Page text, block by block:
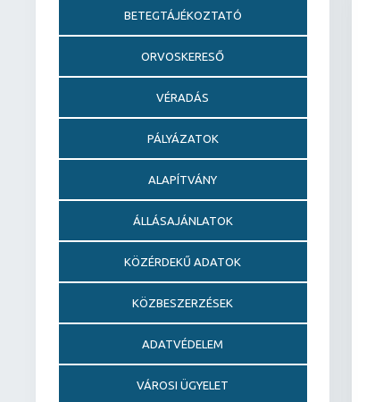
BETEGTÁJÉKOZTATÓ
ORVOSKERESŐ
VÉRADÁS
PÁLYÁZATOK
ALAPÍTVÁNY
ÁLLÁSAJÁNLATOK
KÖZÉRDEKŰ ADATOK
KÖZBESZERZÉSEK
ADATVÉDELEM
VÁROSI ÜGYELET